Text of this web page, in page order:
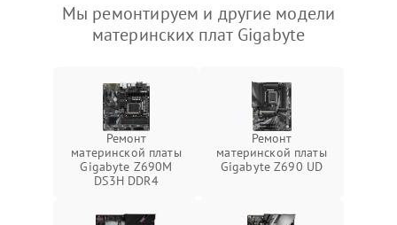
Мы ремонтируем и другие модели
материнских плат Gigabyte
Ремонт
материнской платы
Gigabyte Z690M
DS3H DDR4
Ремонт
материнской платы
Gigabyte Z690 UD